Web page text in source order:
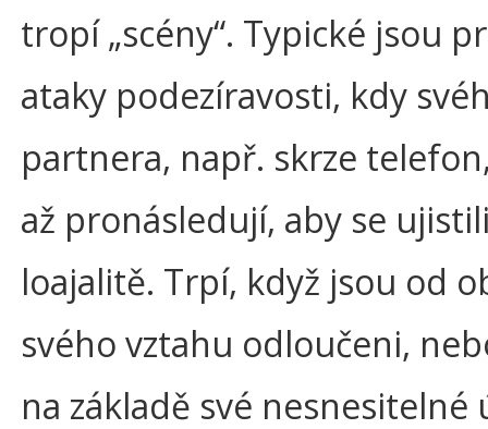
tropí „scény“. Typické jsou
ataky podezíravosti, kdy
partnera, např. skrze
až pronásledují, aby se
loajalitě. Trpí, když jsou od
svého vztahu odloučeni,
na základě své nesnesitelné